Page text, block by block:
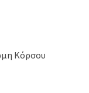
Κόρσου